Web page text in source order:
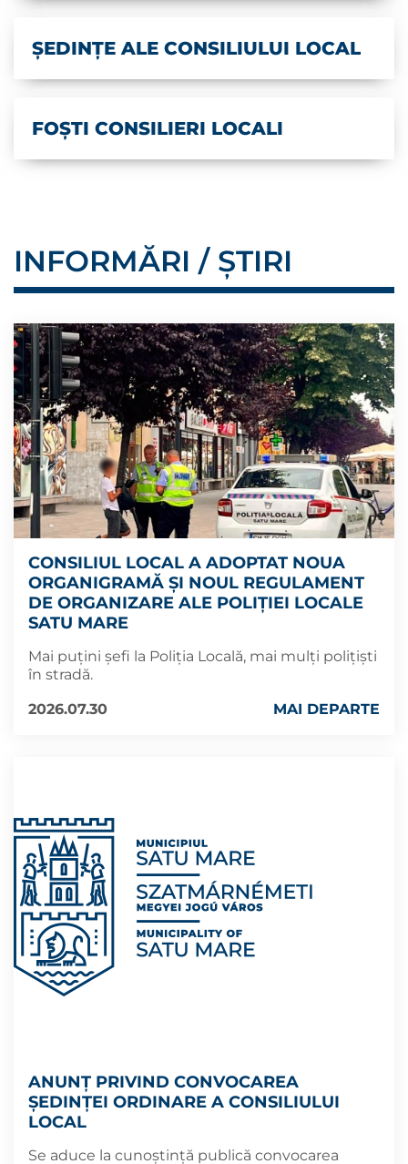
ȘEDINȚE ALE CONSILIULUI LOCAL
FOȘTI CONSILIERI LOCALI
INFORMĂRI / ȘTIRI
CONSILIUL LOCAL A ADOPTAT NOUA
ORGANIGRAMĂ ȘI NOUL REGULAMENT
DE ORGANIZARE ALE POLIȚIEI LOCALE
SATU MARE
Mai puțini șefi la Poliția Locală, mai mulți polițiști
în stradă.
2026.07.30
MAI DEPARTE
ANUNȚ PRIVIND CONVOCAREA
ȘEDINȚEI ORDINARE A CONSILIULUI
LOCAL
Se aduce la cunoștință publică convocarea